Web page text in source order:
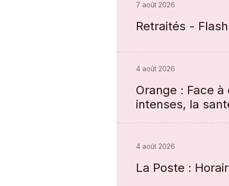
7 août 2026
Retraités -
4 août 2026
Orange : Face
intenses, la
4 août 2026
La Poste :